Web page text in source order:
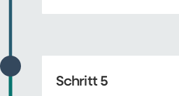
Schritt 5